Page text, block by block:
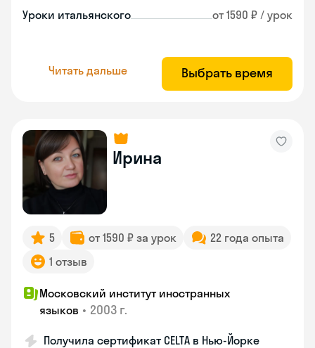
Уроки итальянского от 1590 ₽ / урок
Читать дальше Выбрать время
Ирина
5 от 1590 ₽ за урок
22 года опыта
1 отзыв
Московский институт иностранных
языков • 2003 г.
Получила сертификат CELTA в Нью-Йорке